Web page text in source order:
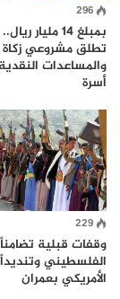
296
بمبلغ 14 مليار
تطلق مشروعي زكاة
أسرة
229
وقفات قبلية
الفلسطيني
الأمريكي بعمران